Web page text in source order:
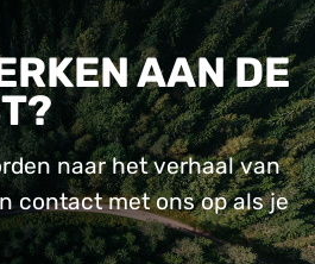
AAN DE
naar het verhaal van
contact met ons op als je